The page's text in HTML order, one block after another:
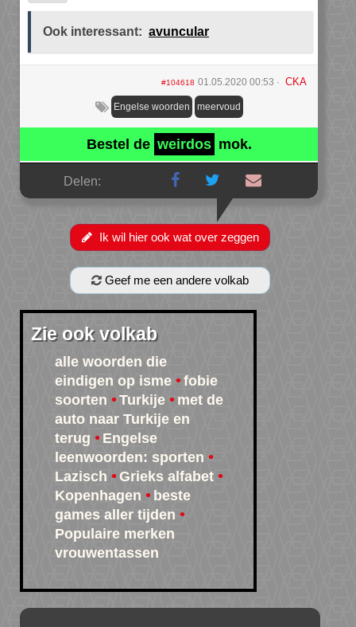
Ook interessant: avuncular
#104618 01.05.2020 00:53 CKA
Engelse woorden meervoud
Bestel de weirdos mok.
Delen:
Ik wil hier ook wat over zeggen
Geef me een andere volkab
Zie ook volkab
alle woorden die
eindigen op isme
fobie
soorten
Turkije
met de
auto naar Turkije en
terug
Engelse
leenwoorden: sporten
Lazisch
Grieks alfabet
Kopenhagen
beste
games aller tijden
Populaire merken
vrouwentassen